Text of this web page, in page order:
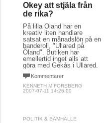
Okey att stjäla från
de rika?
På lilla Öland har en
kreativ liten handlare
satsat en månadslön på en
banderoll, "Ullared på
Öland". Butiken har
emellertid inget alls att
göra med Gekås i Ullared.
Kommentarer
KENNETH M FORSBERG
2007-07-11 14:26:00
POLITIK & SAMHÄLLE